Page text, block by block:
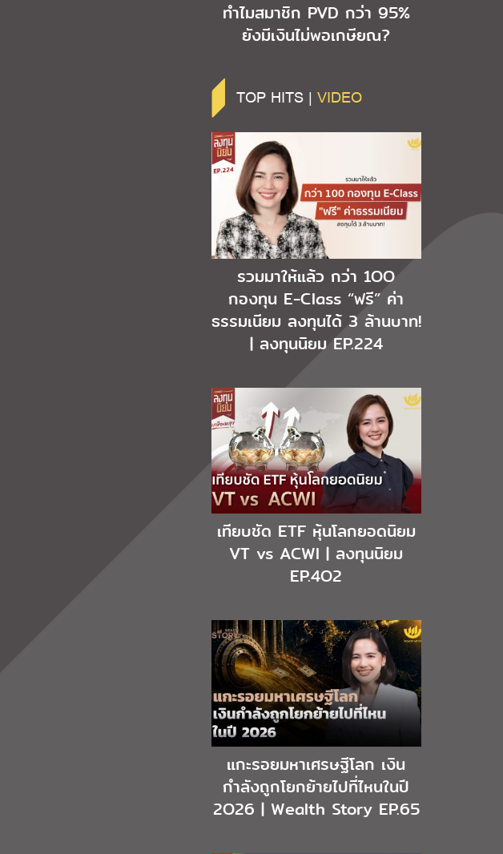
ทำไมสมาชิก PVD กว่า 95%
ยังมีเงินไม่พอเกษียณ?
TOP HITS | VIDEO
รวมมาให้แล้ว กว่า 1OO
กองทุน E-Class “ฟรี” ค่า
ธรรมเนียม ลงทุนได้ 3 ล้านบาท!
| ลงทุนนิยม EP.224
เทียบชัด ETF หุ้นโลกยอดนิยม
VT vs ACWI | ลงทุนนิยม
EP.4O2
แกะรอยมหาเศรษฐีโลก เงิน
กำลังถูกโยกย้ายไปที่ไหนในปี
2O26 | Wealth Story EP.65